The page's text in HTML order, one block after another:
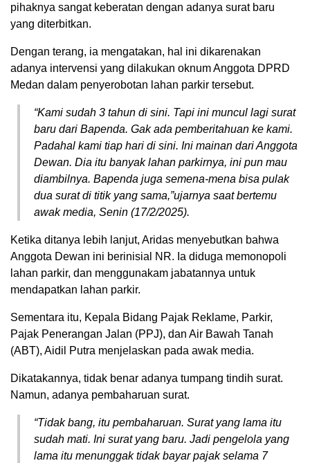
pihaknya sangat keberatan dengan adanya surat baru
yang diterbitkan.
Dengan terang, ia mengatakan, hal ini dikarenakan
adanya intervensi yang dilakukan oknum Anggota DPRD
Medan dalam penyerobotan lahan parkir tersebut.
“Kami sudah 3 tahun di sini. Tapi ini muncul lagi surat
baru dari Bapenda. Gak ada pemberitahuan ke kami.
Padahal kami tiap hari di sini. Ini mainan dari Anggota
Dewan. Dia itu banyak lahan parkirnya, ini pun mau
diambilnya. Bapenda juga semena-mena bisa pulak
dua surat di titik yang sama,”ujarnya saat bertemu
awak media, Senin (17/2/2025).
Ketika ditanya lebih lanjut, Aridas menyebutkan bahwa
Anggota Dewan ini berinisial NR. Ia diduga memonopoli
lahan parkir, dan menggunakam jabatannya untuk
mendapatkan lahan parkir.
Sementara itu, Kepala Bidang Pajak Reklame, Parkir,
Pajak Penerangan Jalan (PPJ), dan Air Bawah Tanah
(ABT), Aidil Putra menjelaskan pada awak media.
Dikatakannya, tidak benar adanya tumpang tindih surat.
Namun, adanya pembaharuan surat.
“Tidak bang, itu pembaharuan. Surat yang lama itu
sudah mati. Ini surat yang baru. Jadi pengelola yang
lama itu menunggak tidak bayar pajak selama 7